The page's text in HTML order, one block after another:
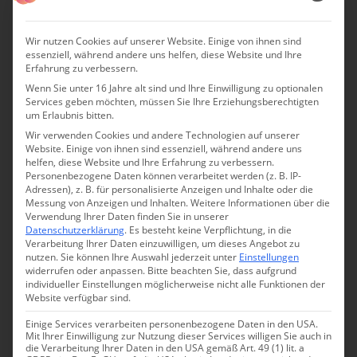
Die Himmelbett-Suite
CP: Inmitten der Weinreben haben Sie für Gäste einer Suite
ein eigenes Himmelbett reserviert. Schlafen Sie da selbst
auch manchmal, wenn die Suite frei ist?
Hannes: Im Himmelbett habe ich nur einmal für eine
Nacht geschlafen. Einfach wunderbar! Das war jedoch
Wir nutzen Cookies auf unserer Website. Einige von ihnen sind
essenziell, während andere uns helfen, diese Website und Ihre
Erfahrung zu verbessern.
Wenn Sie unter 16 Jahre alt sind und Ihre Einwilligung zu optionalen
Services geben möchten, müssen Sie Ihre Erziehungsberechtigten
um Erlaubnis bitten.
Wir verwenden Cookies und andere Technologien auf unserer
Website. Einige von ihnen sind essenziell, während andere uns
helfen, diese Website und Ihre Erfahrung zu verbessern.
Personenbezogene Daten können verarbeitet werden (z. B. IP-
Adressen), z. B. für personalisierte Anzeigen und Inhalte oder die
Messung von Anzeigen und Inhalten.Weitere Informationen über die
Verwendung Ihrer Daten finden Sie in unserer
Datenschutzerklärung. Es besteht keine Verpflichtung, in die
Verarbeitung Ihrer Daten einzuwilligen, um dieses Angebot zu
nutzen.Sie können Ihre Auswahl jederzeit unter Einstellungen
widerrufen oder anpassen. Bitte beachten Sie, dass aufgrund
individueller Einstellungen möglicherweise nicht alle Funktionen der
Website verfügbar sind.
Einige Services verarbeiten personenbezogene Daten in den USA.
Mit Ihrer Einwilligung zur Nutzung dieser Services willigen Sie auch in
die Verarbeitung Ihrer Daten in den USA gemäß Art. 49 (1) lit. a